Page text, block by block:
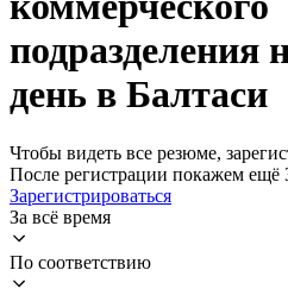
подразделения
день в Балтаси
Чтобы видеть все резюме,
После регистрации покажем ещё
Зарегистрироваться
За всё время
По соответствию